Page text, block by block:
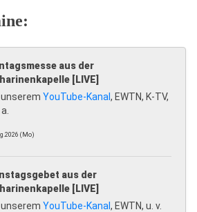
aus der
[LIVE]
YouTube-Kanal , EWTN, K-TV,
(Mo)
aus der
[LIVE]
YouTube-Kanal , EWTN, u. v.